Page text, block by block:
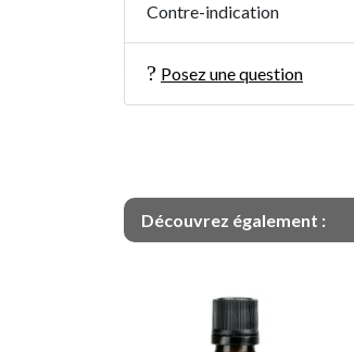
Contre-indication
Posez une question
Découvrez également :